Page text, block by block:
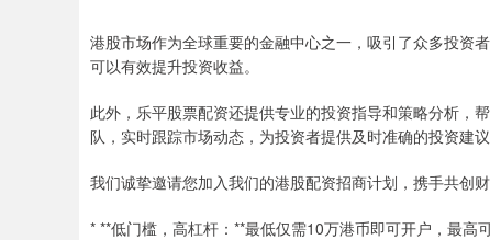
港股市场作为全球重要的金融中心之一，吸引了众多投资
可以有效提升投资收益。
此外，乐平股票配资还提供专业的投资指导和策略分析，
队，实时跟踪市场动态，为投资者提供及时准确的投资建议
我们诚挚邀请您加入我们的港股配资招商计划，携手共创
* **低门槛，高杠杆：**最低仅需10万港币即可开户，最高